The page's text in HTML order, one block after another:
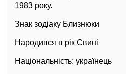
1983 року.
Знак зодіаку Близнюки
Народився в рік Свині
Національність: українець